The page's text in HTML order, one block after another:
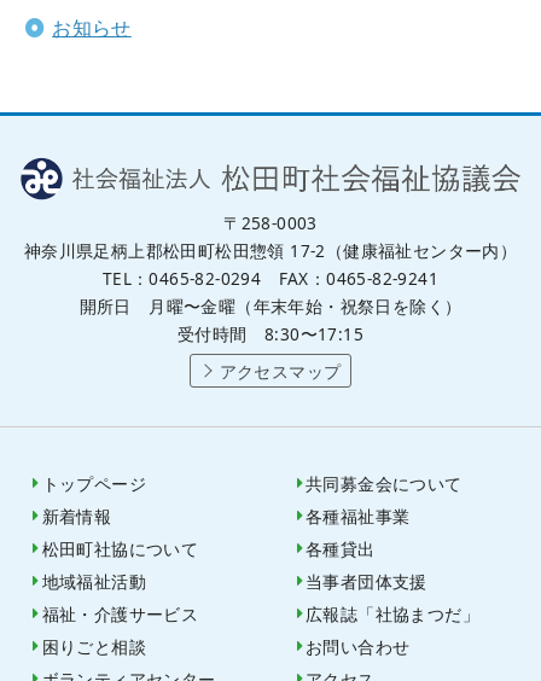
お知らせ
〒258-0003
神奈川県足柄上郡松田町松田惣領 17-2（健康福祉センター内）
TEL：0465-82-0294 FAX：0465-82-9241
開所日 月曜〜金曜（年末年始・祝祭日を除く）
受付時間 8:30〜17:15
アクセスマップ
トップページ
新着情報
松田町社協について
地域福祉活動
福祉・介護サービス
困りごと相談
共同募金会について
各種福祉事業
各種貸出
当事者団体支援
広報誌「社協まつだ」
お問い合わせ